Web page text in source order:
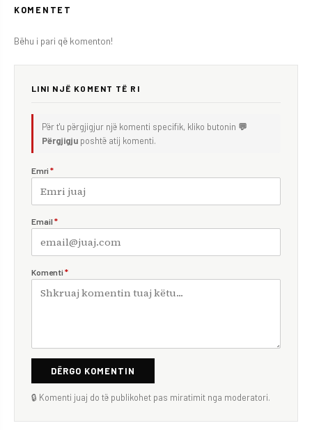
KOMENTET
Bëhu i pari që komenton!
LINI NJË KOMENT TË RI
Për t'u përgjigjur një komenti specifik, kliko butonin 💬
Përgjigju poshtë atij komenti.
Emri *
Email *
Komenti *
DËRGO KOMENTIN
🔒 Komenti juaj do të publikohet pas miratimit nga moderatori.